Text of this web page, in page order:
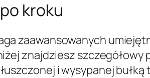
kroku
zaawansowanych
znajdziesz
i wysypanej bułką